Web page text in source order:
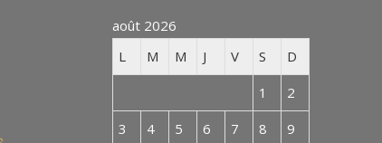
août 2026
L
M M J V S
D
1
2
3
4 5 6 7 8 9